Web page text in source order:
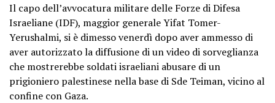
Il capo dell’avvocatura militare delle Forze di Difesa
Israeliane (IDF), maggior generale Yifat Tomer-
Yerushalmi, si è dimesso venerdì dopo aver ammesso di
aver autorizzato la diffusione di un video di sorveglianza
che mostrerebbe soldati israeliani abusare di un
prigioniero palestinese nella base di Sde Teiman, vicino al
confine con Gaza.